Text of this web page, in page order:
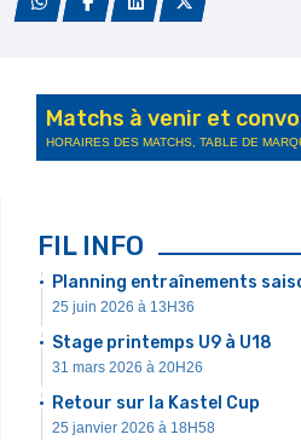
Matchs à venir et
HORAIRES DES MATCHS, TABLE DE
FIL INFO
Planning entraînements
25 juin 2026 à 13H36
Stage printemps U9 à U18
31 mars 2026 à 20H26
Retour sur la Kastel Cup
25 janvier 2026 à 18H58